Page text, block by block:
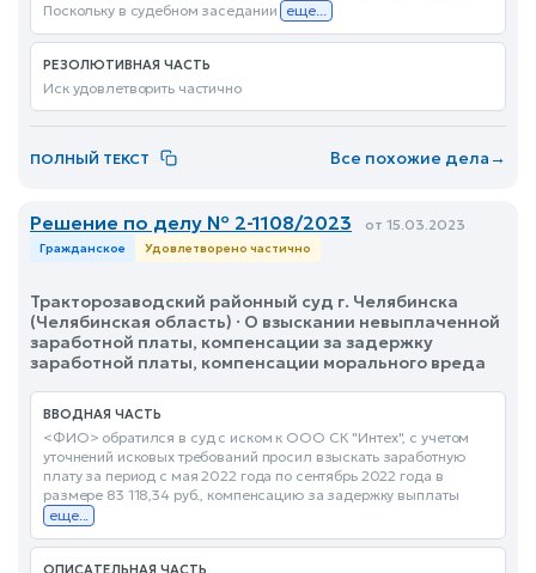
Поскольку в судебном заседании еще...
РЕЗОЛЮТИВНАЯ ЧАСТЬ
Иск удовлетворить частично
ПОЛНЫЙ ТЕКСТ Все похожие дела→
Решение по делу № 2-1108/2023 от 15.03.2023
Гражданское Удовлетворено частично
Тракторозаводский районный суд г. Челябинска
(Челябинская область) · О взыскании невыплаченной
заработной платы, компенсации за задержку
заработной платы, компенсации морального вреда
ВВОДНАЯ ЧАСТЬ
<ФИО> обратился в суд с иском к ООО СК "Интех", с учетом
уточнений исковых требований просил взыскать заработную
плату за период с мая 2022 года по сентябрь 2022 года в
размере 83 118,34 руб., компенсацию за задержку выплаты
еще...
ОПИСАТЕЛЬНАЯ ЧАСТЬ